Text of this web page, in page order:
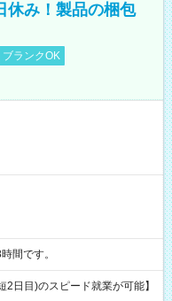
休み！製品の梱包
ブランクOK
8時間です。
日目)のスピード就業が可能】